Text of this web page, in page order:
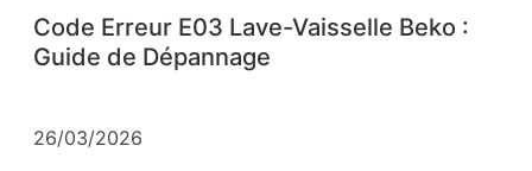
Code Erreur E03 Lave-Vaisselle Beko :
Guide de Dépannage
26/03/2026